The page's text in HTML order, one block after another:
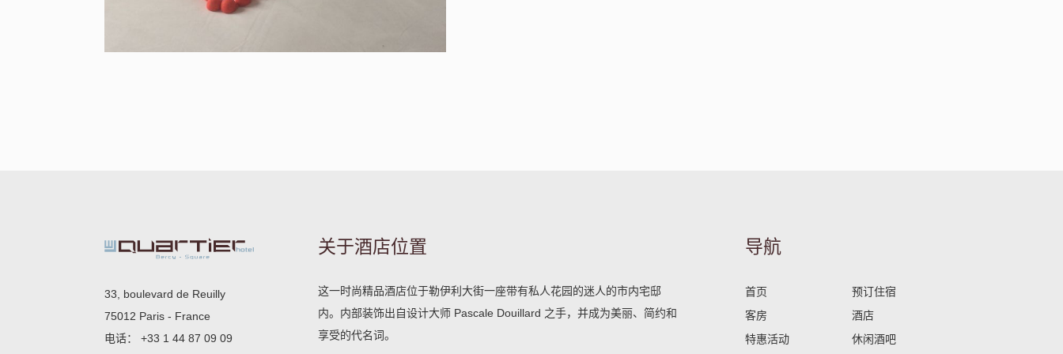
33, boulevard de Reuilly
75012 Paris - France
电话： +33 1 44 87 09 09
关于酒店位置
这一时尚精品酒店位于勒伊利大街一座带有私人花园的迷人的市内宅邸
内。内部装饰出自设计大师 Pascale Douillard 之手，并成为美丽、简约和
享受的代名词。
导航
首页
客房
特惠活动
预订住宿
酒店
休闲酒吧